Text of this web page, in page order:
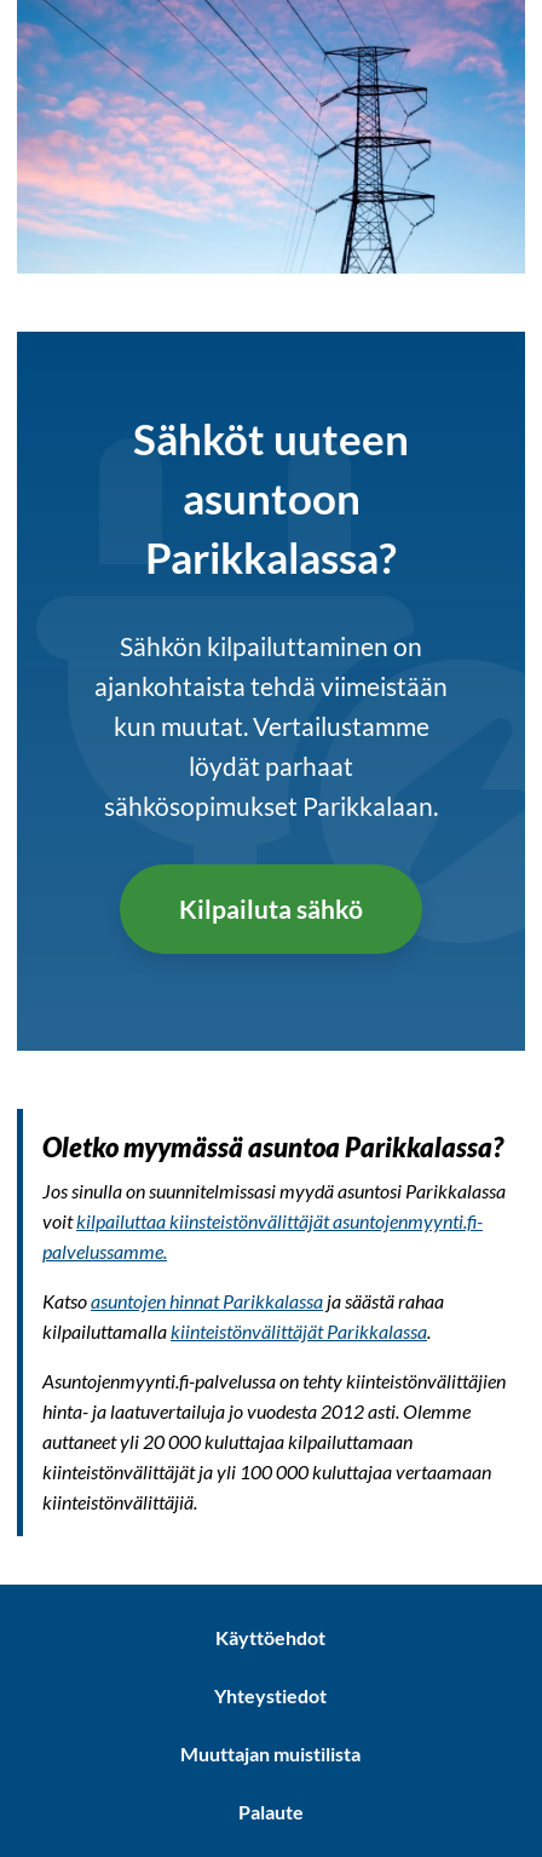
Sähköt uuteen
asuntoon
Parikkalassa?
Sähkön kilpailuttaminen on
ajankohtaista tehdä viimeistään
kun muutat. Vertailustamme
löydät parhaat
sähkösopimukset Parikkalaan.
Kilpailuta sähkö
Oletko myymässä asuntoa Parikkalassa?
Jos sinulla on suunnitelmissasi myydä asuntosi Parikkalassa
voitkilpailuttaa kiinsteistönvälittäjät asuntojenmyynti.fi-
palvelussamme.
Katsoasuntojen hinnat Parikkalassa ja säästä rahaa
kilpailuttamallakiinteistönvälittäjät Parikkalassa.
Asuntojenmyynti.fi-palvelussa on tehty kiinteistönvälittäjien
hinta- ja laatuvertailuja jo vuodesta 2012 asti. Olemme
auttaneet yli 20 000 kuluttajaa kilpailuttamaan
kiinteistönvälittäjät ja yli 100 000 kuluttajaa vertaamaan
kiinteistönvälittäjiä.
Käyttöehdot
Yhteystiedot
Muuttajan muistilista
Palaute